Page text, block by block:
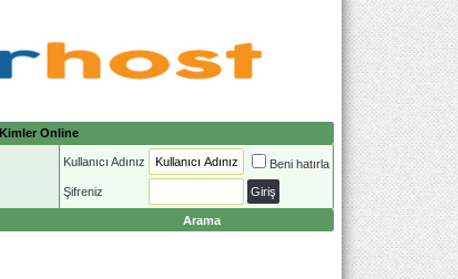
Kimler Online
Kullanıcı Adınız Beni hatırla
Şifreniz
Arama